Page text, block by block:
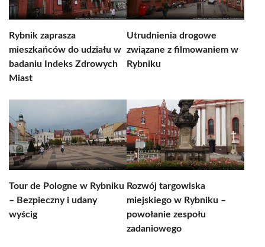
Rybnik zaprasza
mieszkańców do udziału w
badaniu Indeks Zdrowych
Miast
Utrudnienia drogowe
związane z filmowaniem w
Rybniku
Tour de Pologne w Rybniku
– Bezpieczny i udany
wyścig
Rozwój targowiska
miejskiego w Rybniku –
powołanie zespołu
zadaniowego